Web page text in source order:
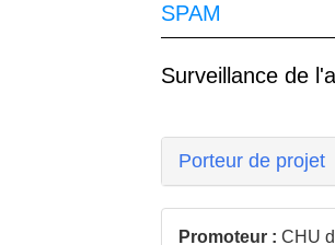
SPAM
Surveillance de
Porteur de projet
Promoteur : CHU